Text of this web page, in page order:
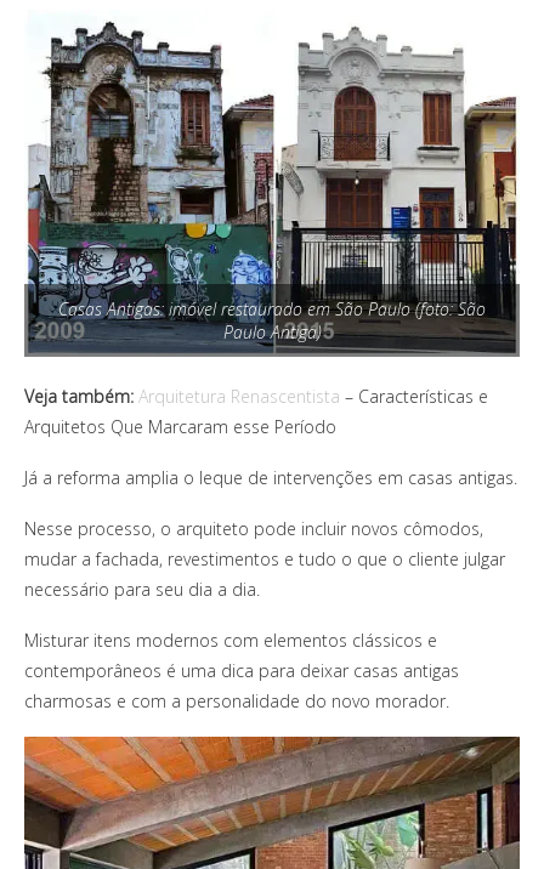
Casas Antigas: imóvel restaurado em São Paulo (foto: São
Paulo Antiga)
Veja também: Arquitetura Renascentista – Características e
Arquitetos Que Marcaram esse Período
Já a reforma amplia o leque de intervenções em casas antigas.
Nesse processo, o arquiteto pode incluir novos cômodos,
mudar a fachada, revestimentos e tudo o que o cliente julgar
necessário para seu dia a dia.
Misturar itens modernos com elementos clássicos e
contemporâneos é uma dica para deixar casas antigas
charmosas e com a personalidade do novo morador.